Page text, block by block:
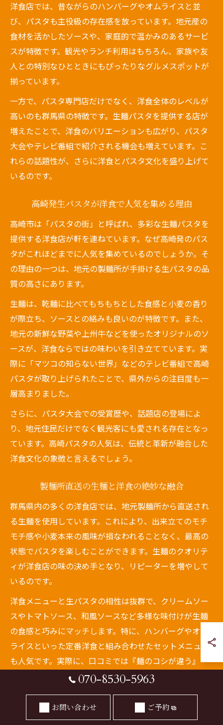
洋食店では、昔ながらのハンバーグやオムライスと並
び、パスタも主役級の存在感を放っています。地元産の
食材を活かしたソースや、家庭的で温かみのあるサービ
スが特徴です。観光やランチ利用はもちろん、家族や友
人との特別なひとときにもぴったりなグルメスポットが
揃っています。
一方で、パスタ専門店だけでなく、洋食全体のレベルが
高いのも群馬県の特徴です。生麺パスタを提供する店が
増えたことで、洋食のバリエーションも広がり、パスタ
大会やテレビ番組で紹介される機会も増えています。こ
れらの話題性が、さらに洋食とパスタ文化を盛り上げて
いるのです。
高崎発生パスタが洋食で人気を集める理由
高崎市は「パスタの街」と呼ばれ、多彩な生麺パスタを
提供する洋食店が軒を連ねています。なぜ高崎発のパス
タがこれほどまでに人気を集めているのでしょうか。そ
の理由の一つは、地元の製麺所が手掛ける生パスタの品
質の高さにあります。
生麺は、乾麺に比べてもちもちとした食感と小麦の香り
が際立ち、ソースとの絡みも良いのが特徴です。また、
地元の新鮮な野菜や上州牛などを使ったオリジナルのソ
ースが、洋食ならではの味わいを引き立てています。実
際に「マツコの知らない世界」などのテレビ番組で高崎
パスタが取り上げられたことで、県外からの注目度も一
層高まりました。
さらに、パスタ大会での受賞歴や、話題店の登場によ
り、地元住民だけでなく観光客にも愛される存在となっ
ています。高崎パスタの人気は、伝統と革新が融合した
洋食文化の象徴と言えるでしょう。
製麺所直送の生麺と洋食の絶妙な融合
群馬県内の多くの洋食店では、地元製麺所から直送され
る生麺を使用しています。これにより、出来立てのモチ
モチ感や小麦本来の風味が損なわれることなく、最高の
状態でパスタを楽しむことができます。生麺のクオリテ
ィが洋食店の味の決め手となり、リピーターを増やして
いるのです。
洋食メニューと生パスタの相性は抜群で、クリームソー
スやトマトソース、和風ソースなど多様な味付けが生麺
の食感と巧みにマッチします。特に、ハンバーグやオム
ライスといった定番洋食と組み合わせたセットメニュー
も人気です。実際に、口コミでは『麺のコシが違う』
『ソースがよく絡む』といった高評価が多く見られま
一方で、生麺は保存や調理のタイミングに注意が必要で
070-8530-5963
お問い合わせ ご予約